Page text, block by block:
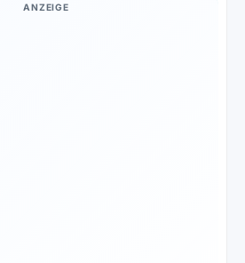
ANZEIGE